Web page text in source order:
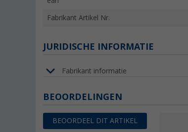
Fabrikant Artikel Nr.
JURIDISCHE INFORMATIE
Fabrikant informatie
BEOORDELINGEN
BEOORDEEL DIT ARTIKEL